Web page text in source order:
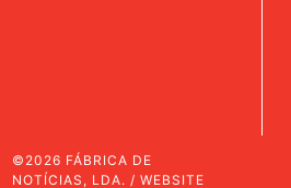
©2026 FÁBRICA DE
NOTÍCIAS, LDA. / WEBSITE